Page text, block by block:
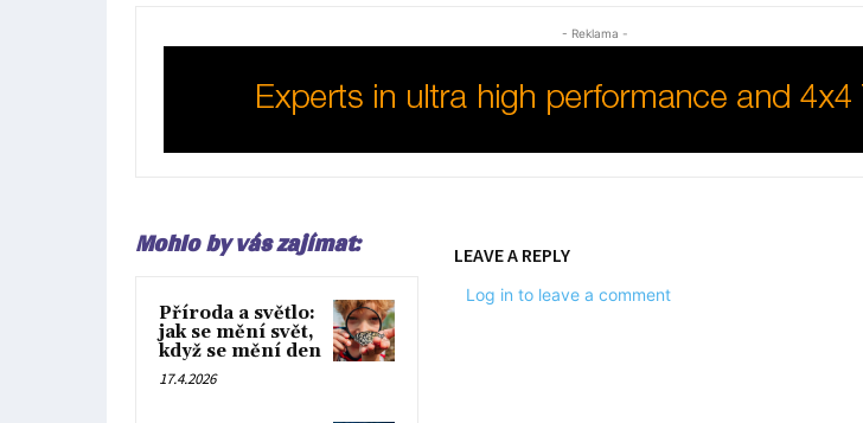
- Reklama -
Mohlo by vás zajímat:
Příroda a světlo:
jak se mění svět,
když se mění den
17.4.2026
LEAVE A REPLY
Log in to leave a comment